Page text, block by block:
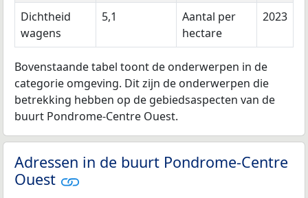
Dichtheid
wagens
5,1
Aantal per
hectare
2023
Bovenstaande tabel toont de onderwerpen in de
categorie omgeving. Dit zijn de onderwerpen die
betrekking hebben op de gebiedsaspecten van de
buurt Pondrome-Centre Ouest.
Adressen in de buurt Pondrome-Centre
Ouest